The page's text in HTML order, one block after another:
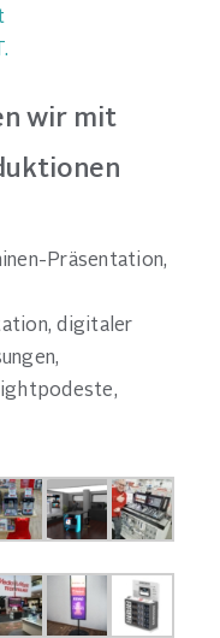
wir mit
Präsentation,
digitaler